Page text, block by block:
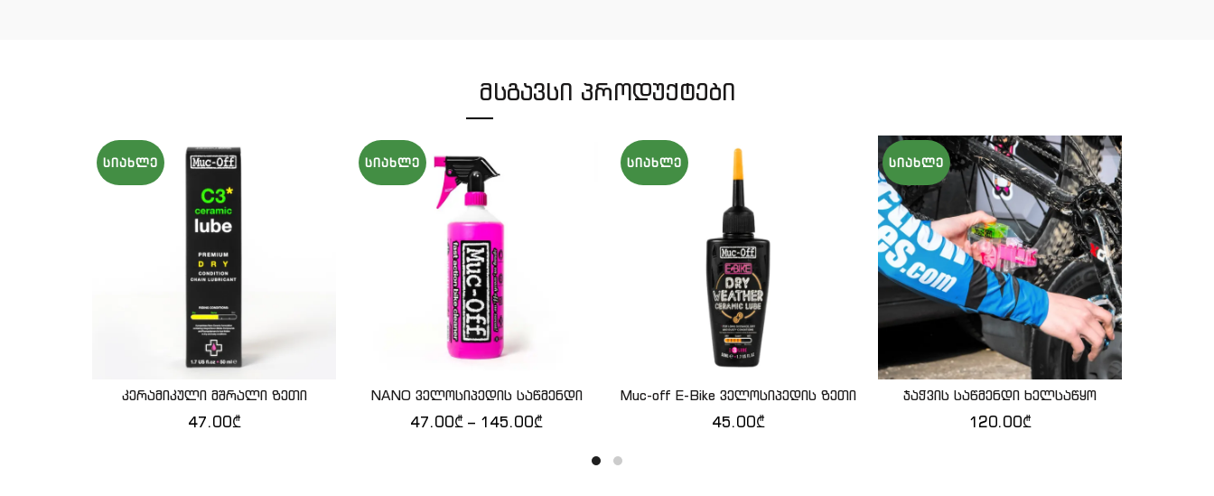
ᲛᲡᲒᲐᲕᲡᲘ ᲞᲠᲝᲓᲣᲥᲢᲔᲑᲘ
ᲡᲘᲐᲮᲚᲔ
QUICK SHOP
კერამიკული მშრალი ზეთი
47.00₾
ᲡᲘᲐᲮᲚᲔ
QUICK SHOP
NANO ველოსიპედის საწმენდი
47.00₾– 145.00₾
ᲡᲘᲐᲮᲚᲔ
QUICK SHOP
Muc-off E-Bike ველოსიპედის ზეთი
45.00₾
ᲡᲘᲐᲮᲚᲔ
ᲙᲐᲚᲐᲗᲐᲨᲘ ᲓᲐᲛᲐᲢᲔᲑᲐ
ჯაჭვის საწმენდი ხელსაწყო
120.00₾